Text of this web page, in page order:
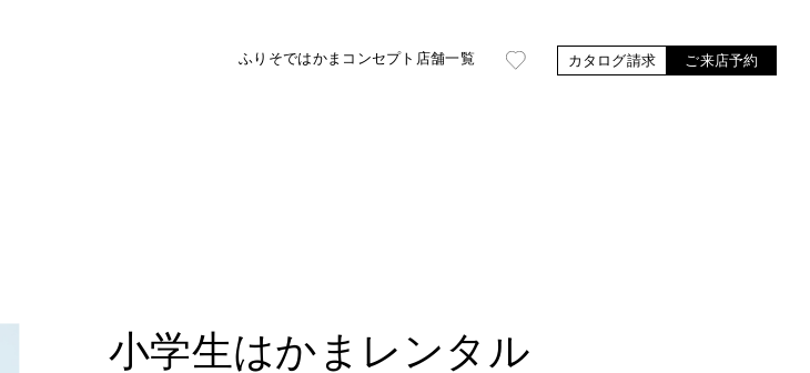
カタログ請求 ご来店予約
ふりそではかま コンセプト 店舗一覧
小学生はかまレンタル